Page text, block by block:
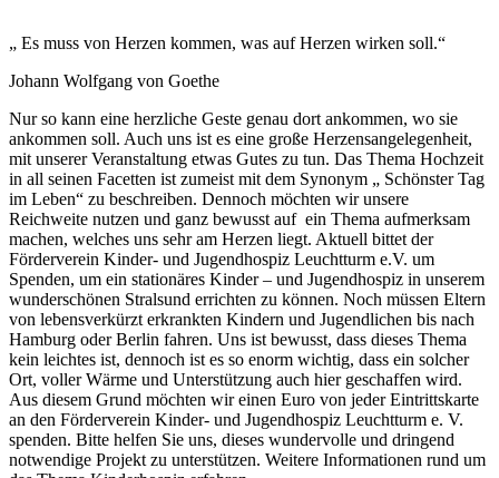
„ Es muss von Herzen kommen, was auf Herzen wirken soll.“
Johann Wolfgang von Goethe
Nur so kann eine herzliche Geste genau dort ankommen, wo sie
ankommen soll. Auch uns ist es eine große Herzensangelegenheit,
mit unserer Veranstaltung etwas Gutes zu tun. Das Thema Hochzeit
in all seinen Facetten ist zumeist mit dem Synonym „ Schönster Tag
im Leben“ zu beschreiben. Dennoch möchten wir unsere
Reichweite nutzen und ganz bewusst auf ein Thema aufmerksam
machen, welches uns sehr am Herzen liegt. Aktuell bittet der
Förderverein Kinder- und Jugendhospiz Leuchtturm e.V. um
Spenden, um ein stationäres Kinder – und Jugendhospiz in unserem
wunderschönen Stralsund errichten zu können. Noch müssen Eltern
von lebensverkürzt erkrankten Kindern und Jugendlichen bis nach
Hamburg oder Berlin fahren. Uns ist bewusst, dass dieses Thema
kein leichtes ist, dennoch ist es so enorm wichtig, dass ein solcher
Ort, voller Wärme und Unterstützung auch hier geschaffen wird.
Aus diesem Grund möchten wir einen Euro von jeder Eintrittskarte
an den Förderverein Kinder- und Jugendhospiz Leuchtturm e. V.
spenden. Bitte helfen Sie uns, dieses wundervolle und dringend
notwendige Projekt zu unterstützen. Weitere Informationen rund um